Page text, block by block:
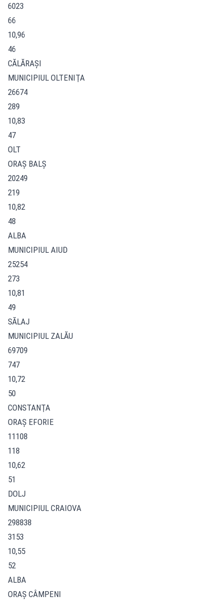
6023
66
10,96
46
CĂLĂRAŞI
MUNICIPIUL OLTENIŢA
26674
289
10,83
47
OLT
ORAŞ BALŞ
20249
219
10,82
48
ALBA
MUNICIPIUL AIUD
25254
273
10,81
49
SĂLAJ
MUNICIPIUL ZALĂU
69709
747
10,72
50
CONSTANŢA
ORAŞ EFORIE
11108
118
10,62
51
DOLJ
MUNICIPIUL CRAIOVA
298838
3153
10,55
52
ALBA
ORAŞ CÂMPENI